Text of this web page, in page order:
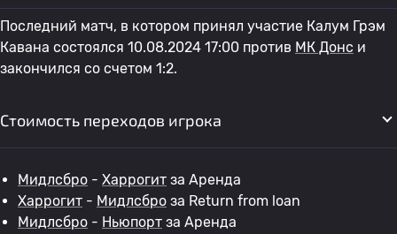
Последний матч, в котором принял участие Калум Грэм
Кавана состоялся 10.08.2024 17:00 против МК Донс и
закончился со счетом 1:2.
Стоимость переходов игрока
Мидлсбро - Харрогит за Аренда
Харрогит - Мидлсбро за Return from loan
Мидлсбро - Ньюпорт за Аренда